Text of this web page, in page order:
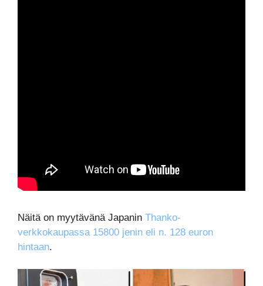
Näitä on myytävänä Japanin Thanko-
verkkokaupassa 15800 jenin eli n. 128 euron
hintaan.